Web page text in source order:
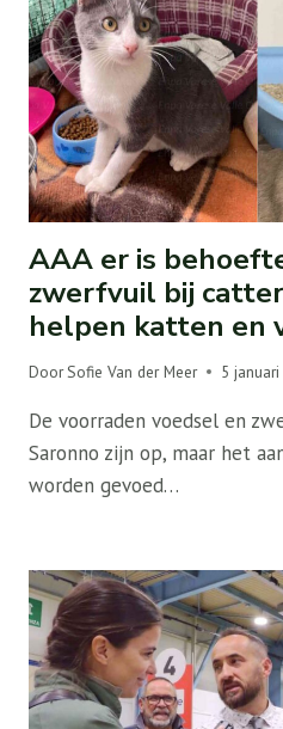
AAA er is
zwerfvuil bij
helpen katten en
DoorSofie Van der Meer 5
De voorraden voedsel en
Saronno zijn op, maar het
worden gevoed…